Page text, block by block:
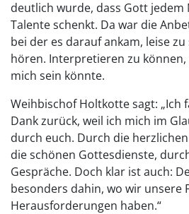
deutlich wurde, dass Gott jedem
Talente schenkt. Da war die
bei der es darauf ankam, leise
hören. Interpretieren zu können,
mich sein könnte.
Weihbischof Holtkotte sagt: „Ich
Dank zurück, weil ich mich im
durch euch. Durch die
die schönen Gottesdienste,
Gespräche. Doch klar ist auch:
besonders dahin, wo wir unsere
Herausforderungen haben.“